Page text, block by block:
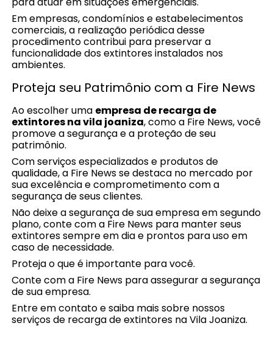
Em empresas, condomínios e estabelecimentos
comerciais, a realização periódica desse
procedimento contribui para preservar a
funcionalidade dos extintores instalados nos
ambientes.
Proteja seu Patrimônio com a Fire News
Ao escolher uma empresa de recarga de
extintores na vila joaniza, como a Fire News, você
promove a segurança e a proteção de seu
patrimônio.
Com serviços especializados e produtos de
qualidade, a Fire News se destaca no mercado por
sua excelência e comprometimento com a
segurança de seus clientes.
Não deixe a segurança de sua empresa em segundo
plano, conte com a Fire News para manter seus
extintores sempre em dia e prontos para uso em
caso de necessidade.
Proteja o que é importante para você.
Conte com a Fire News para assegurar a segurança
de sua empresa.
Entre em contato e saiba mais sobre nossos
serviços de recarga de extintores na Vila Joaniza.